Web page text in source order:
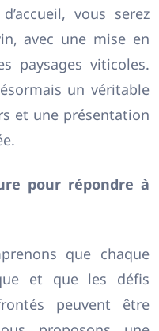
vous serez
avec une mise en
paysages viticoles.
un véritable
et une présentation
pour répondre à
que chaque
et que les défis
peuvent être